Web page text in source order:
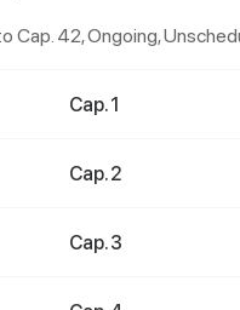
Cap. 42, Ongoing,
Cap. 1
Cap. 2
Cap. 3